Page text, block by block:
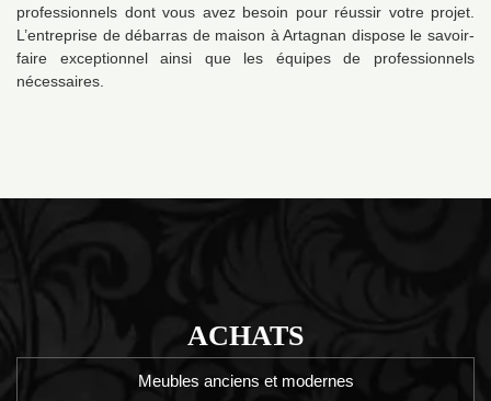
professionnels dont vous avez besoin pour réussir votre projet.
L’entreprise de débarras de maison à Artagnan dispose le savoir-
faire exceptionnel ainsi que les équipes de professionnels
nécessaires.
ACHATS
Meubles anciens et modernes